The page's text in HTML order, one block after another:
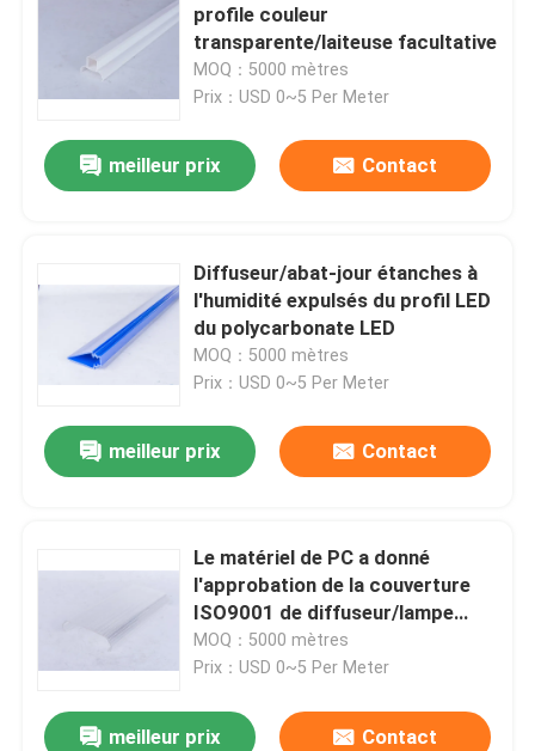
profile couleur
transparente/laiteuse facultative
MOQ：5000 mètres
Prix：USD 0~5 Per Meter
meilleur prix Contact
Diffuseur/abat-jour étanches à
l'humidité expulsés du profil LED
du polycarbonate LED
MOQ：5000 mètres
Prix：USD 0~5 Per Meter
meilleur prix Contact
Le matériel de PC a donné
l'approbation de la couverture
ISO9001 de diffuseur/lampe
d'extrusion de LED
MOQ：5000 mètres
Prix：USD 0~5 Per Meter
meilleur prix Contact